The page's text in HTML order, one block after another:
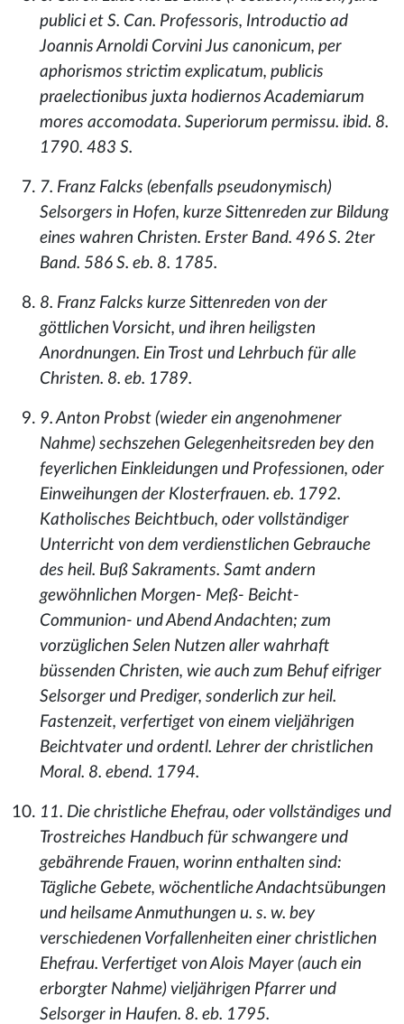
publici et S. Can. Professoris, Introductio ad
Joannis Arnoldi Corvini Jus canonicum, per
aphorismos strictim explicatum, publicis
praelectionibus juxta hodiernos Academiarum
mores accomodata. Superiorum permissu. ibid. 8.
1790. 483 S.
7. Franz Falcks (ebenfalls pseudonymisch)
Selsorgers in Hofen, kurze Sittenreden zur Bildung
eines wahren Christen. Erster Band. 496 S. 2ter
Band. 586 S. eb. 8. 1785.
8. Franz Falcks kurze Sittenreden von der
göttlichen Vorsicht, und ihren heiligsten
Anordnungen. Ein Trost und Lehrbuch für alle
Christen. 8. eb. 1789.
9. Anton Probst (wieder ein angenohmener
Nahme) sechszehen Gelegenheitsreden bey den
feyerlichen Einkleidungen und Professionen, oder
Einweihungen der Klosterfrauen. eb. 1792.
Katholisches Beichtbuch, oder vollständiger
Unterricht von dem verdienstlichen Gebrauche
des heil. Buß Sakraments. Samt andern
gewöhnlichen Morgen- Meß- Beicht-
Communion- und Abend Andachten; zum
vorzüglichen Selen Nutzen aller wahrhaft
büssenden Christen, wie auch zum Behuf eifriger
Selsorger und Prediger, sonderlich zur heil.
Fastenzeit, verfertiget von einem vieljährigen
Beichtvater und ordentl. Lehrer der christlichen
Moral. 8. ebend. 1794.
11. Die christliche Ehefrau, oder vollständiges und
Trostreiches Handbuch für schwangere und
gebährende Frauen, worinn enthalten sind:
Tägliche Gebete, wöchentliche Andachtsübungen
und heilsame Anmuthungen u. s. w. bey
verschiedenen Vorfallenheiten einer christlichen
Ehefrau. Verfertiget von Alois Mayer (auch ein
erborgter Nahme) vieljährigen Pfarrer und
Selsorger in Haufen. 8. eb. 1795.